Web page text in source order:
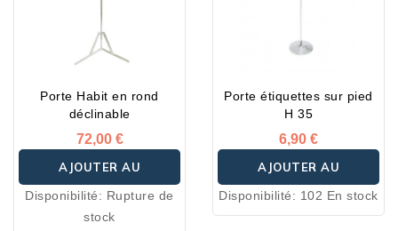
Porte Habit en rond
déclinable
72,00 €
AJOUTER AU
PANIER
Disponibilité: Rupture de
stock
Porte étiquettes sur pied
H 35
6,90 €
AJOUTER AU
PANIER
Disponibilité: 102 En stock